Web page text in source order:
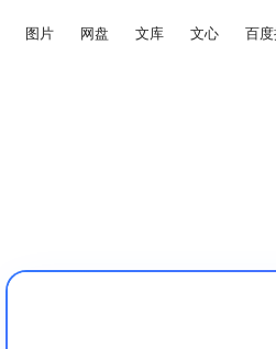
图片 网盘 文库 文心 百